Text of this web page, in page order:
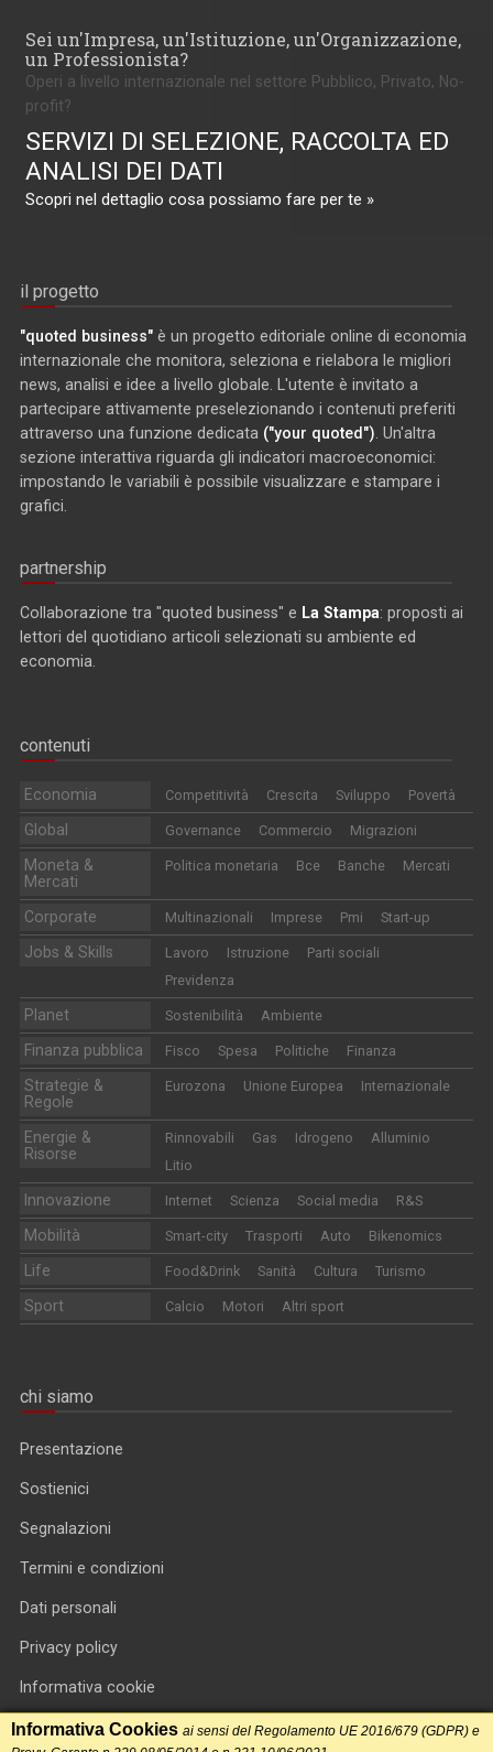
Sei un'Impresa, un'Istituzione, un'Organizzazione,
un Professionista?
Operi a livello internazionale nel settore Pubblico, Privato, No-
profit?
SERVIZI DI SELEZIONE, RACCOLTA ED
ANALISI DEI DATI
Scopri nel dettaglio cosa possiamo fare per te »
il progetto
"quoted business" è un progetto editoriale online di economia
internazionale che monitora, seleziona e rielabora le migliori
news, analisi e idee a livello globale. L'utente è invitato a
partecipare attivamente preselezionando i contenuti preferiti
attraverso una funzione dedicata ("your quoted") . Un'altra
sezione interattiva riguarda gli indicatori macroeconomici:
impostando le variabili è possibile visualizzare e stampare i
grafici.
partnership
Collaborazione tra "quoted business" e La Stampa: proposti ai
lettori del quotidiano articoli selezionati su ambiente ed
economia.
contenuti
Economia Competitività Crescita Sviluppo Povertà
Global Governance Commercio Migrazioni
Moneta &
Mercati
Politica monetaria Bce Banche Mercati
Corporate Multinazionali Imprese Pmi Start-up
Jobs & Skills Lavoro Istruzione
Parti sociali
Previdenza
Planet Sostenibilità Ambiente
Finanza pubblica Fisco Spesa Politiche Finanza
Strategie &
Regole
Eurozona Unione Europea Internazionale
Energie &
Risorse
Rinnovabili Gas Idrogeno
Alluminio
Litio
Innovazione Internet Scienza Social media R&S
Mobilità Smart-city Trasporti Auto Bikenomics
Life Food&Drink Sanità Cultura Turismo
Sport Calcio Motori Altri sport
chi siamo
Presentazione
Sostienici
Segnalazioni
Termini e condizioni
Dati personali
Privacy policy
Informativa cookie
RSS feed
Informativa Cookies ai sensi del Regolamento UE 2016/679 (GDPR) e